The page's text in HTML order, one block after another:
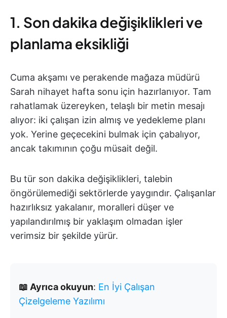
1. Son dakika değişiklikleri ve
planlama eksikliği
Cuma akşamı ve perakende mağaza müdürü
Sarah nihayet hafta sonu için hazırlanıyor. Tam
rahatlamak üzereyken, telaşlı bir metin mesajı
alıyor: iki çalışan izin almış ve yedekleme planı
yok. Yerine geçecekini bulmak için çabalıyor,
ancak takımının çoğu müsait değil.
Bu tür son dakika değişiklikleri, talebin
öngörülemediği sektörlerde yaygındır. Çalışanlar
hazırlıksız yakalanır, moralleri düşer ve
yapılandırılmış bir yaklaşım olmadan işler
verimsiz bir şekilde yürür.
📖 Ayrıca okuyun: En İyi Çalışan
Çizelgeleme Yazılımı